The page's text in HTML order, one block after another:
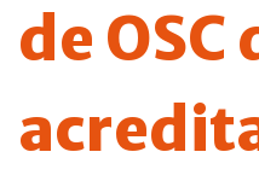
de OSC